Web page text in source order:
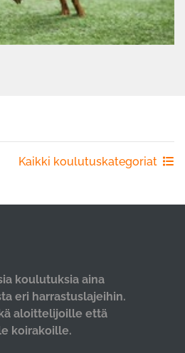
Kaikki koulutuskategoriat
koulutuksia aina
eri harrastuslajeihin.
aloittelijoille että
koirakoille.